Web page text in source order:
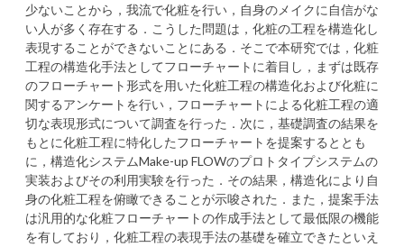
少ないことから，我流で化粧を行い，自身のメイクに自信がな
い人が多く存在する．こうした問題は，化粧の工程を構造化し
表現することができないことにある．そこで本研究では，化粧
工程の構造化手法としてフローチャートに着目し，まずは既存
のフローチャート形式を用いた化粧工程の構造化および化粧に
関するアンケートを行い，フローチャートによる化粧工程の適
切な表現形式について調査を行った．次に，基礎調査の結果を
もとに化粧工程に特化したフローチャートを提案するととも
に，構造化システムMake-up FLOWのプロトタイプシステムの
実装およびその利用実験を行った．その結果，構造化により自
身の化粧工程を俯瞰できることが示唆された．また，提案手法
は汎用的な化粧フローチャートの作成手法として最低限の機能
を有しており，化粧工程の表現手法の基礎を確立できたといえ